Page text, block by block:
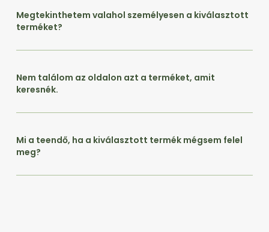
Megtekinthetem valahol személyesen a kiválasztott
terméket?
Nem találom az oldalon azt a terméket, amit
keresnék.
Mi a teendő, ha a kiválasztott termék mégsem felel
meg?